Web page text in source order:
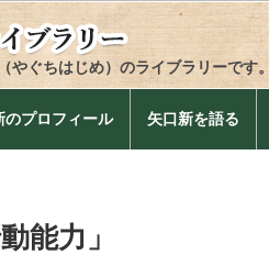
やぐちはじめ）のライブラリーです
のプロフィール 矢口新を語る
能力」